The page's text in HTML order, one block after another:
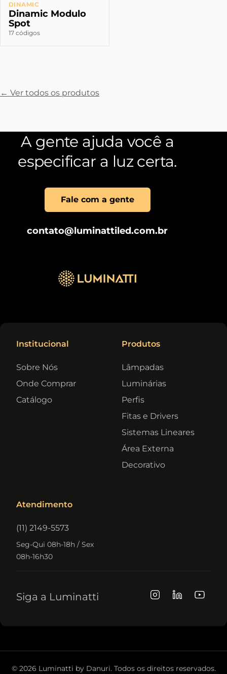
DINAMIC
Dinamic Modulo
Spot
17 códigos
← Ver todos os produtos
A gente ajuda você a
especificar a luz certa.
Fale com a gente
contato@luminattiled.com.br
Institucional
Sobre Nós
Onde Comprar
Catálogo
Produtos
Lâmpadas
Luminárias
Perfis
Fitas e Drivers
Sistemas Lineares
Área Externa
Decorativo
Atendimento
(11) 2149-5573
Seg-Qui 08h-18h / Sex
08h-16h30
Siga a Luminatti
© 2026 Luminatti by Danuri. Todos os direitos reservados.